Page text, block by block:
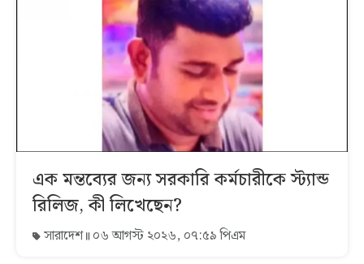
এক মন্তব্যের জন্য সরকারি কর্মচারীকে স্ট্যান্ড
রিলিজ, কী লিখেছেন?
সারাদেশ ০৬ আগস্ট ২০২৬, ০৭:৫৯ পিএম